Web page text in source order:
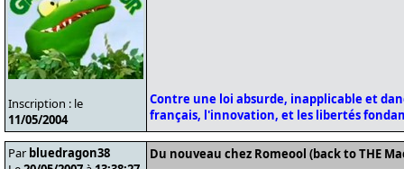
Inscription : le
11/05/2004
Contre une loi absurde, inapplicable et
français, l'innovation, et les libertés
Par bluedragon38
Du nouveau chez Romeool (back to THE